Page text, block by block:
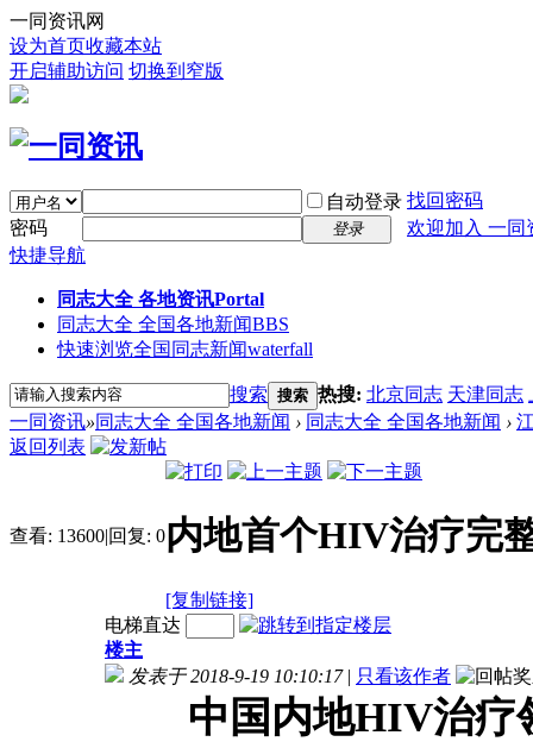
一同资讯网
设为首页收藏本站
开启辅助访问 切换到窄版
自动登录 找回密码
密码
登录
欢迎加入 一同
快捷导航
同志大全 各地资讯Portal
同志大全 全国各地新闻BBS
快速浏览全国同志新闻waterfall
搜索 搜索 热搜: 北京同志 天津同志
一同资讯»同志大全 全国各地新闻 › 同志大全 全国各地新闻 ›
返回列表
查看: 13600|回复: 0内地首个HIV治疗完
[复制链接]
电梯直达
楼主
发表于 2018-9-19 10:10:17 | 只看该作者
中国内地HIV治疗